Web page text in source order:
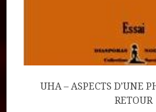
UHA – ASPECTS D’UNE
RETOUR